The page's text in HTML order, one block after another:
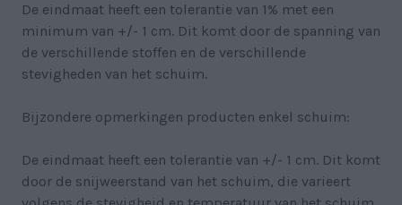
De eindmaat heeft een tolerantie van 1% met een
minimum van +/- 1 cm. Dit komt door de spanning van
de verschillende stoffen en de verschillende
stevigheden van het schuim.
Bijzondere opmerkingen producten enkel schuim:
De eindmaat heeft een tolerantie van +/- 1 cm. Dit komt
door de snijweerstand van het schuim, die varieert